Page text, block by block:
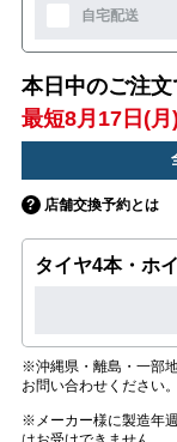
自宅配送
本日中のご注文
最短8月17日(月)
店舗交換予約とは
タイヤ4本・ホ
※沖縄県・離島・一部
お問い合わせください。
※メーカー様に製造年